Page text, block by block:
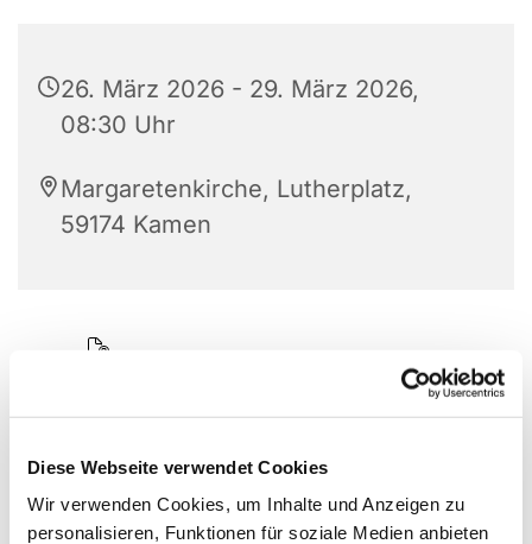
Diese Webseite verwendet Cookies
Wir verwenden Cookies, um Inhalte und Anzeigen zu
personalisieren, Funktionen für soziale Medien anbieten
26. März 2026 - 29. März 2026,
08:30 Uhr
Margaretenkirche, Lutherplatz,
59174 Kamen